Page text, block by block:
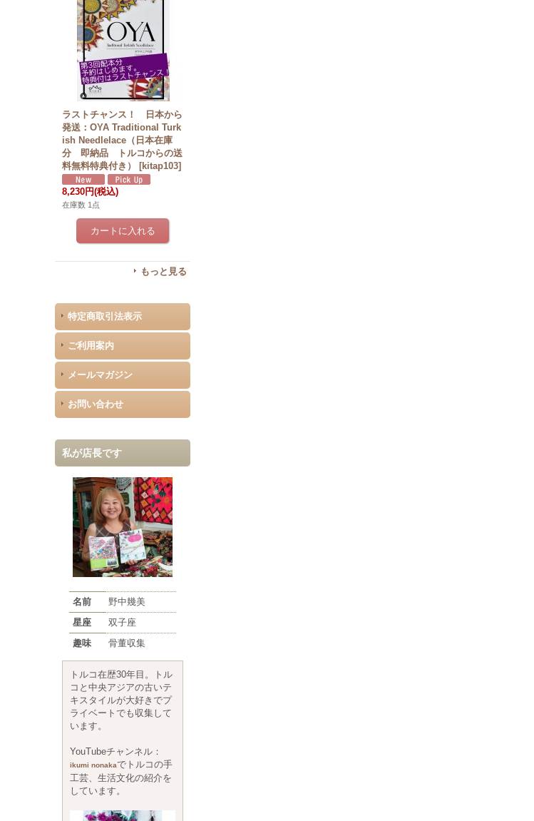
ラストチャンス！ 日本から
発送：OYA Traditional Turk
ish Needlelace（日本在庫
分 即納品 トルコからの送
料無料特典付き）
[kitap103]
8,230円(税込)
在庫数 1点
もっと見る
特定商取引法表示
ご利用案内
メールマガジン
お問い合わせ
私が店長です
名前
野中幾美
星座
双子座
趣味
骨董収集
トルコ在歴30年目。トル
コと中央アジアの古いテ
キスタイルが大好きでプ
ライベートでも収集して
います。
YouTubeチャンネル：
ikumi nonakaでトルコの手
工芸、生活文化の紹介を
しています。